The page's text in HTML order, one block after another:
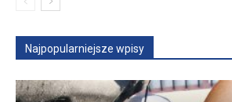
Najpopularniejsze wpisy